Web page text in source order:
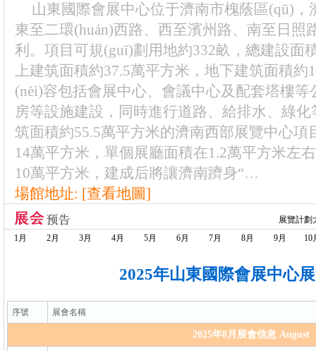
山東國際會展中心位于濟南市槐蔭區(qū)
東至二環(huán)西路、西至濱州路、南至日照
利。項目可規(guī)劃用地約332畝，總建
上建筑面積約37.5萬平方米，地下建筑面積約
(nèi)容包括會展中心、會議中心及配套塔樓等
房等設施建設，同時進行道路、給排水、綠
筑面積約55.5萬平方米的濟南西部展覽中心項
14萬平方米，單個展廳面積在1.2萬平方米左右
10萬平方米，建成后將讓濟南躋身“…
場館地址: [查看地圖]
展覽計劃
1月
2月 3月 4月 5月 6月 7月 8月 9月 10
2025年山東國際會展中心
序號 展會名稱
2025年8月展會信息 August